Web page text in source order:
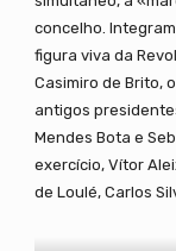
concelho.
figura viva da
Casimiro de Brito,
antigos
Mendes Bota e
exercício, Vítor
de Loulé, Carlos